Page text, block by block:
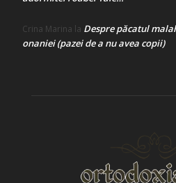
Crina Marina la Despre păcatul
onaniei (pazei de a nu avea copii)